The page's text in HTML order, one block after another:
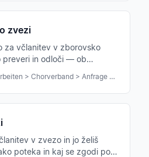
zvezi
za včlanitev v zborovsko
preveri in odloči — ob
Einstellungen > Chor bearbeiten > Chorverband > Anfrage stellen
v zvezo in jo želiš
poteka in kaj se zgodi po